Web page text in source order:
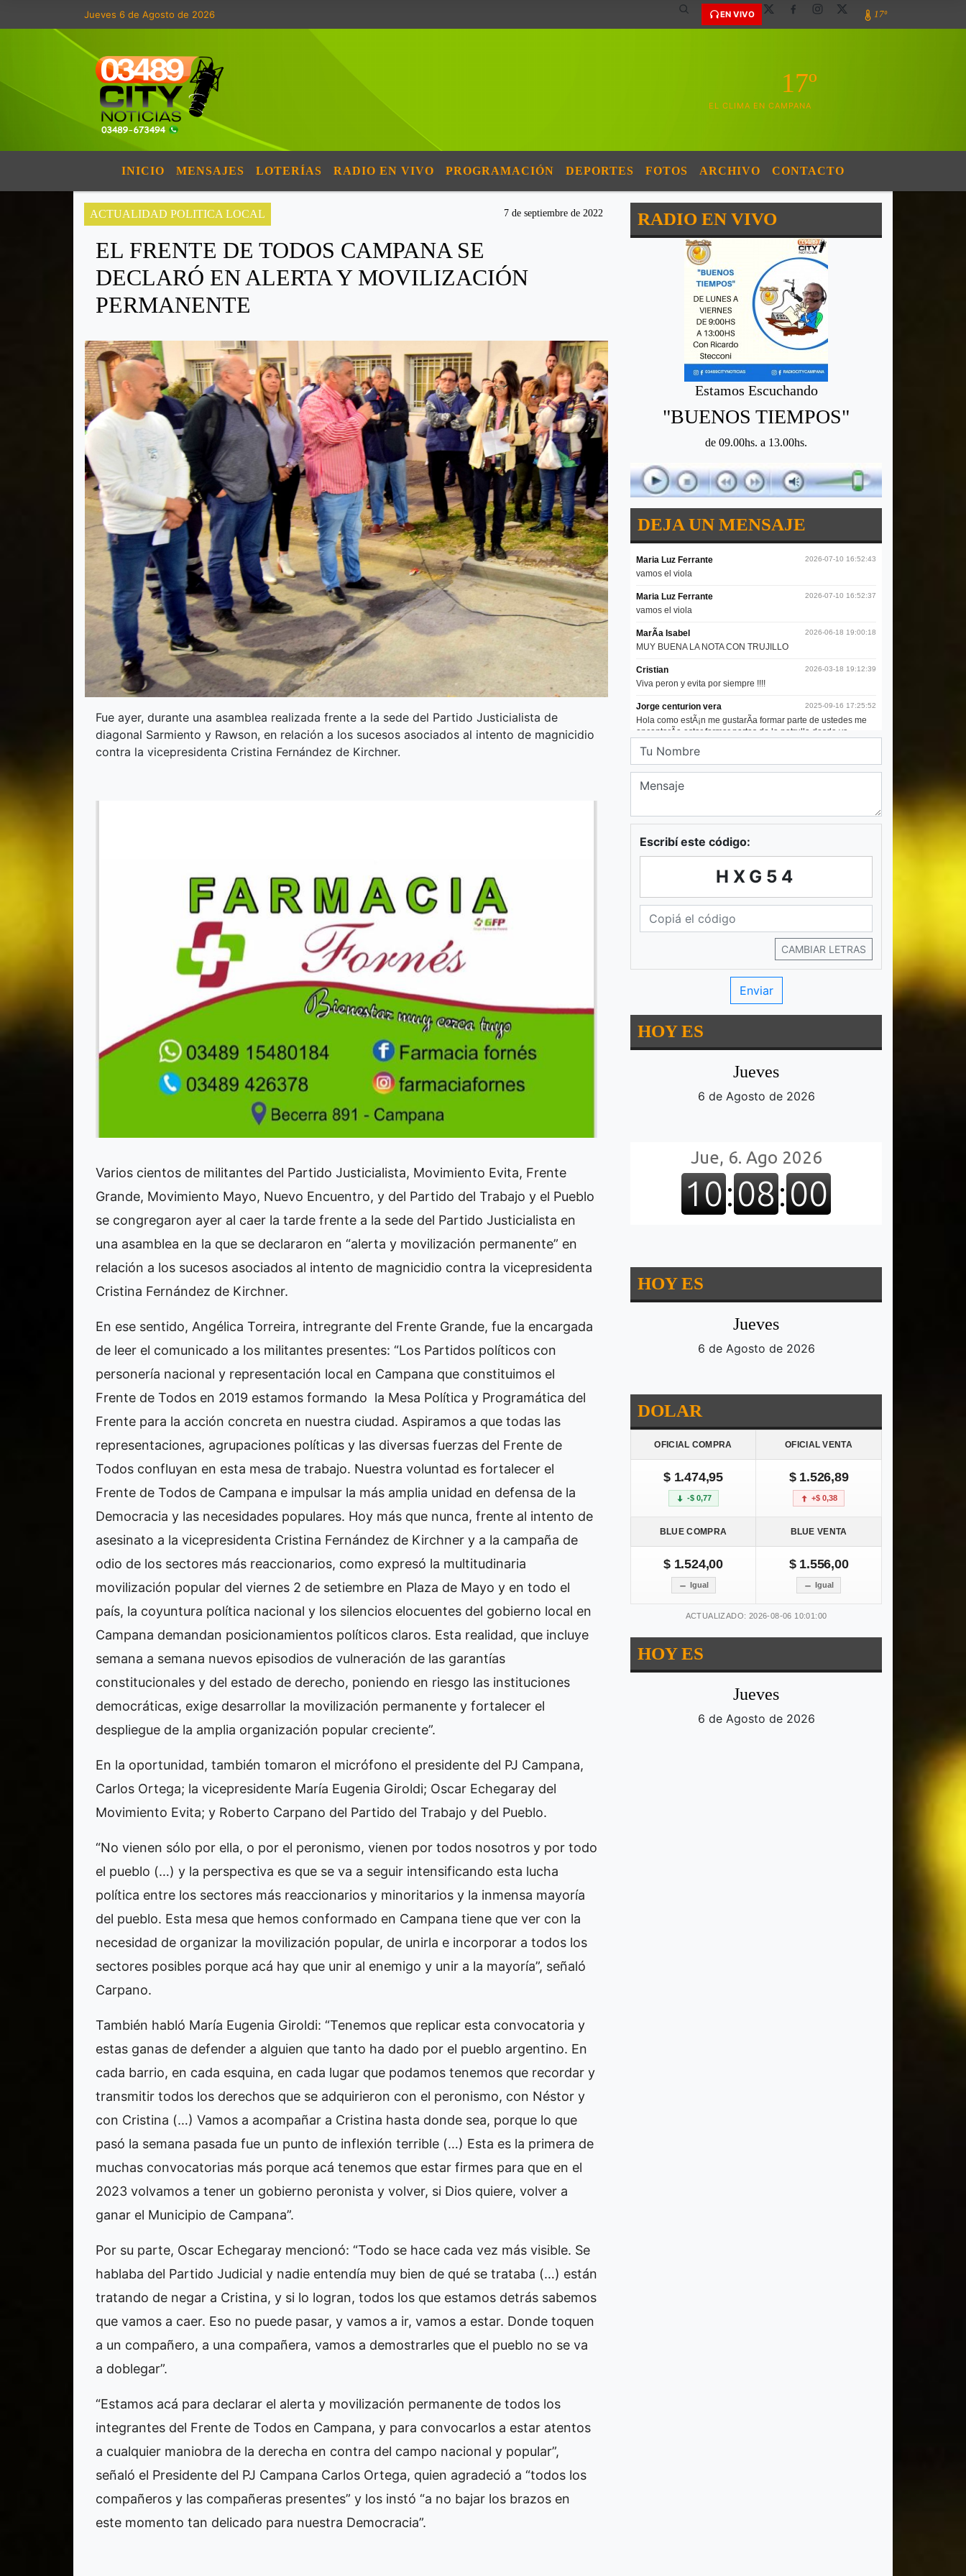
Jueves 6 de Agosto de 2026 EN VIVO 17º
17º
EL CLIMA EN CAMPANA
INICIO MENSAJES LOTERÍAS RADIO EN VIVO PROGRAMACIÓN DEPORTES FOTOS ARCHIVO CONTACTO
ACTUALIDAD POLITICA LOCAL 7 de septiembre de 2022
EL FRENTE DE TODOS CAMPANA SE
DECLARÓ EN ALERTA Y MOVILIZACIÓN
PERMANENTE
Fue ayer, durante una asamblea realizada frente a la sede del Partido Justicialista de
diagonal Sarmiento y Rawson, en relación a los sucesos asociados al intento de magnicidio
contra la vicepresidenta Cristina Fernández de Kirchner.
Varios cientos de militantes del Partido Justicialista, Movimiento Evita, Frente
Grande, Movimiento Mayo, Nuevo Encuentro, y del Partido del Trabajo y el Pueblo
se congregaron ayer al caer la tarde frente a la sede del Partido Justicialista en
una asamblea en la que se declararon en “alerta y movilización permanente” en
relación a los sucesos asociados al intento de magnicidio contra la vicepresidenta
Cristina Fernández de Kirchner.
En ese sentido, Angélica Torreira, intregrante del Frente Grande, fue la encargada
de leer el comunicado a los militantes presentes: “Los Partidos políticos con
personería nacional y representación local en Campana que constituimos el
Frente de Todos en 2019 estamos formando la Mesa Política y Programática del
Frente para la acción concreta en nuestra ciudad. Aspiramos a que todas las
representaciones, agrupaciones políticas y las diversas fuerzas del Frente de
Todos confluyan en esta mesa de trabajo. Nuestra voluntad es fortalecer el
Frente de Todos de Campana e impulsar la más amplia unidad en defensa de la
Democracia y las necesidades populares. Hoy más que nunca, frente al intento de
asesinato a la vicepresidenta Cristina Fernández de Kirchner y a la campaña de
odio de los sectores más reaccionarios, como expresó la multitudinaria
movilización popular del viernes 2 de setiembre en Plaza de Mayo y en todo el
país, la coyuntura política nacional y los silencios elocuentes del gobierno local en
Campana demandan posicionamientos políticos claros. Esta realidad, que incluye
semana a semana nuevos episodios de vulneración de las garantías
constitucionales y del estado de derecho, poniendo en riesgo las instituciones
democráticas, exige desarrollar la movilización permanente y fortalecer el
despliegue de la amplia organización popular creciente”.
En la oportunidad, también tomaron el micrófono el presidente del PJ Campana,
Carlos Ortega; la vicepresidente María Eugenia Giroldi; Oscar Echegaray del
Movimiento Evita; y Roberto Carpano del Partido del Trabajo y del Pueblo.
“No vienen sólo por ella, o por el peronismo, vienen por todos nosotros y por todo
el pueblo (…) y la perspectiva es que se va a seguir intensificando esta lucha
política entre los sectores más reaccionarios y minoritarios y la inmensa mayoría
del pueblo. Esta mesa que hemos conformado en Campana tiene que ver con la
necesidad de organizar la movilización popular, de unirla e incorporar a todos los
sectores posibles porque acá hay que unir al enemigo y unir a la mayoría”, señaló
Carpano.
También habló María Eugenia Giroldi: “Tenemos que replicar esta convocatoria y
estas ganas de defender a alguien que tanto ha dado por el pueblo argentino. En
cada barrio, en cada esquina, en cada lugar que podamos tenemos que recordar y
transmitir todos los derechos que se adquirieron con el peronismo, con Néstor y
con Cristina (…) Vamos a acompañar a Cristina hasta donde sea, porque lo que
pasó la semana pasada fue un punto de inflexión terrible (…) Esta es la primera de
muchas convocatorias más porque acá tenemos que estar firmes para que en el
2023 volvamos a tener un gobierno peronista y volver, si Dios quiere, volver a
ganar el Municipio de Campana”.
Por su parte, Oscar Echegaray mencionó: “Todo se hace cada vez más visible. Se
hablaba del Partido Judicial y nadie entendía muy bien de qué se trataba (…) están
tratando de negar a Cristina, y si lo logran, todos los que estamos detrás sabemos
que vamos a caer. Eso no puede pasar, y vamos a ir, vamos a estar. Donde toquen
a un compañero, a una compañera, vamos a demostrarles que el pueblo no se va
a doblegar”.
“Estamos acá para declarar el alerta y movilización permanente de todos los
integrantes del Frente de Todos en Campana, y para convocarlos a estar atentos
a cualquier maniobra de la derecha en contra del campo nacional y popular”,
señaló el Presidente del PJ Campana Carlos Ortega, quien agradeció a “todos los
compañeros y las compañeras presentes” y los instó “a no bajar los brazos en
este momento tan delicado para nuestra Democracia”.
RADIO EN VIVO
Estamos Escuchando
"BUENOS TIEMPOS"
de 09.00hs. a 13.00hs.
DEJA UN MENSAJE
Escribí este código:
HXG54
CAMBIAR LETRAS
HOY ES
Jueves
6 de Agosto de 2026
HOY ES
Jueves
6 de Agosto de 2026
DOLAR
OFICIAL COMPRA OFICIAL VENTA
$ 1.474,95
-$ 0,77
$ 1.526,89
+$ 0,38
BLUE COMPRA BLUE VENTA
$ 1.524,00
Igual
$ 1.556,00
Igual
ACTUALIZADO: 2026-08-06 10:01:00
HOY ES
Jueves
6 de Agosto de 2026